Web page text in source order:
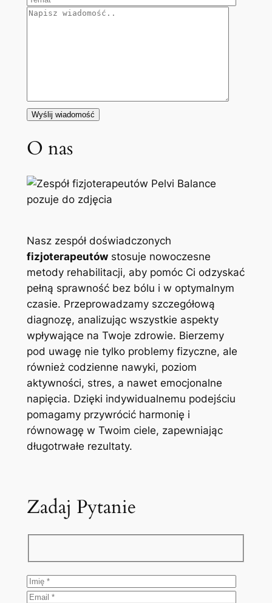
O nas
Nasz zespół doświadczonych
fizjoterapeutówstosuje nowoczesne
metody rehabilitacji, aby pomóc Ci odzyskać
pełną sprawność bez bólu i w optymalnym
czasie. Przeprowadzamy szczegółową
diagnozę, analizując wszystkie aspekty
wpływające na Twoje zdrowie. Bierzemy
pod uwagę nie tylko problemy fizyczne, ale
również codzienne nawyki, poziom
aktywności, stres, a nawet emocjonalne
napięcia. Dzięki indywidualnemu podejściu
pomagamy przywrócić harmonię i
równowagę w Twoim ciele, zapewniając
długotrwałe rezultaty.
Zadaj Pytanie